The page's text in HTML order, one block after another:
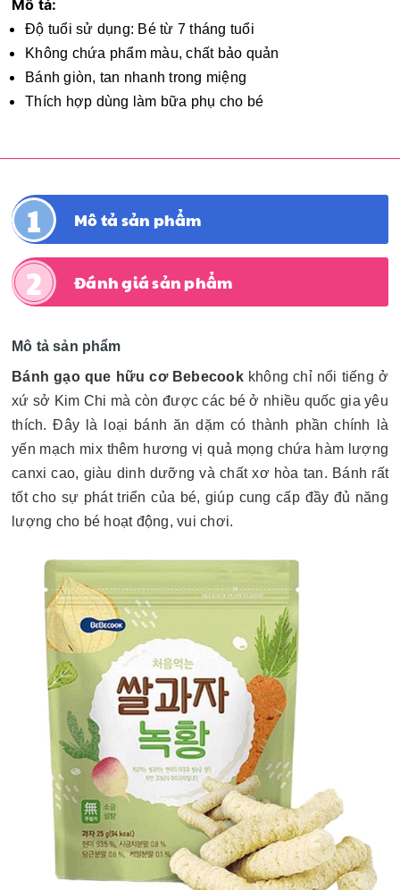
Mô tả:
Độ tuổi sử dụng: Bé từ 7 tháng tuổi
Không chứa phẩm màu, chất bảo quản
Bánh giòn, tan nhanh trong miệng
Thích hợp dùng làm bữa phụ cho bé
Mô tả sản phẩm
Đánh giá sản phẩm
Mô tả sản phẩm
Bánh gạo que hữu cơ Bebecookkhông chỉ nổi tiếng ở
xứ sở Kim Chi mà còn được các bé ở nhiều quốc gia yêu
thích. Đây là loại bánh ăn dặm có thành phần chính là
yến mạch mix thêm hương vị quả mọng chứa hàm lượng
canxi cao, giàu dinh dưỡng và chất xơ hòa tan. Bánh rất
tốt cho sự phát triển của bé, giúp cung cấp đầy đủ năng
lượng cho bé hoạt động, vui chơi.